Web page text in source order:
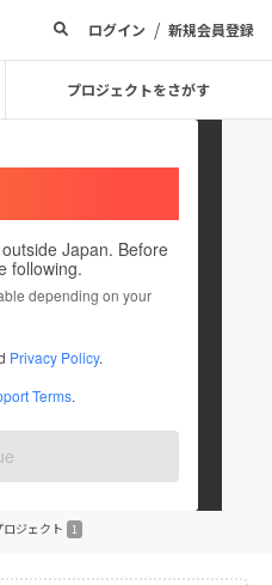
ログイン / 新規会員登録
プロジェクトをさがす
Japan. Before
following.
depending on your
Privacy Policy.
Terms.
稿しています
ロジェクト 1